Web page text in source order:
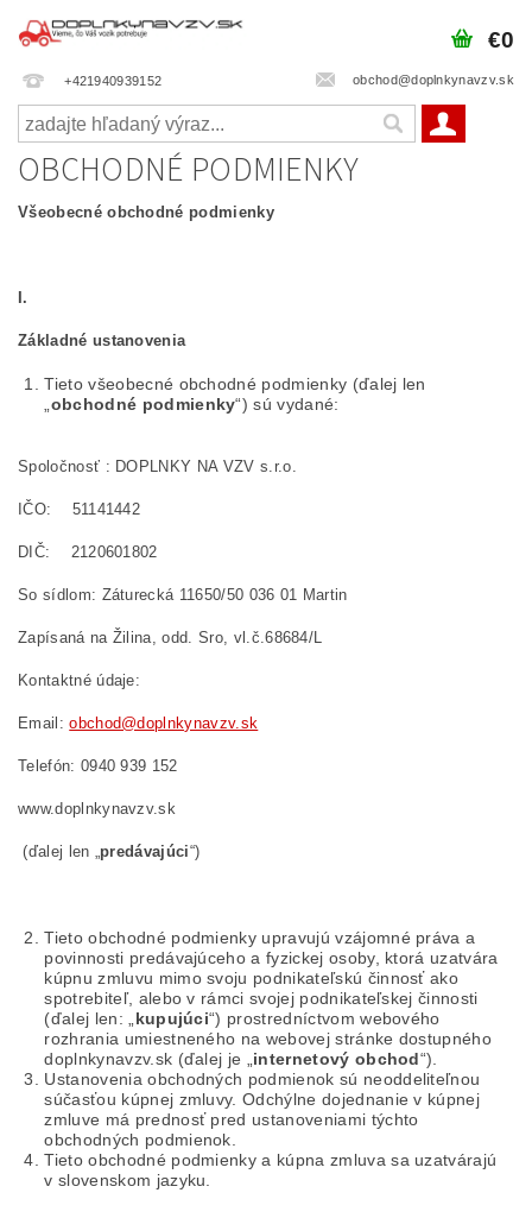
+421940939152 obchod@doplnkynavzv.sk
€0
OBCHODNÉ PODMIENKY
Všeobecné obchodné podmienky
I.
Základné ustanovenia
Tieto všeobecné obchodné podmienky (ďalej len
obchodné podmienky“) sú vydané:
Spoločnosť : DOPLNKY NA VZV s.r.o.
IČO: 51141442
DIČ: 2120601802
So sídlom: Záturecká 11650/50 036 01 Martin
Zapísaná na Žilina, odd. Sro, vl.č.68684/L
Kontaktné údaje:
Email:obchod@doplnkynavzv.sk
Telefón: 0940 939 152
www.doplnkynavzv.sk
(ďalej len „predávajúci“)
Tieto obchodné podmienky upravujú vzájomné práva a
povinnosti predávajúceho a fyzickej osoby, ktorá uzatvára
kúpnu zmluvu mimo svoju podnikateľskú činnosť ako
spotrebiteľ, alebo v rámci svojej podnikateľskej činnosti
(ďalej len: „ kupujúci“) prostredníctvom webového
rozhrania umiestneného na webovej stránke dostupného
doplnkynavzv.sk (ďalej je „ internetový obchod“).
Ustanovenia obchodných podmienok sú neoddeliteľnou
súčasťou kúpnej zmluvy. Odchýlne dojednanie v kúpnej
zmluve má prednosť pred ustanoveniami týchto
obchodných podmienok.
Tieto obchodné podmienky a kúpna zmluva sa uzatvárajú
v slovenskom jazyku.